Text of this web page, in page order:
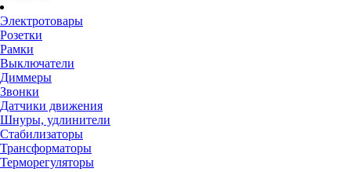
Электротовары
Розетки
Рамки
Выключатели
Диммеры
Звонки
Датчики движения
Шнуры, удлинители
Стабилизаторы
Трансформаторы
Терморегуляторы